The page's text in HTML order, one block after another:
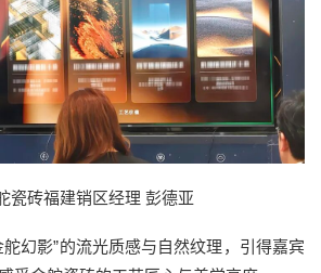
瓷砖福建销区经理 彭德亚
幻影”的流光质感与自然纹理，引得嘉宾